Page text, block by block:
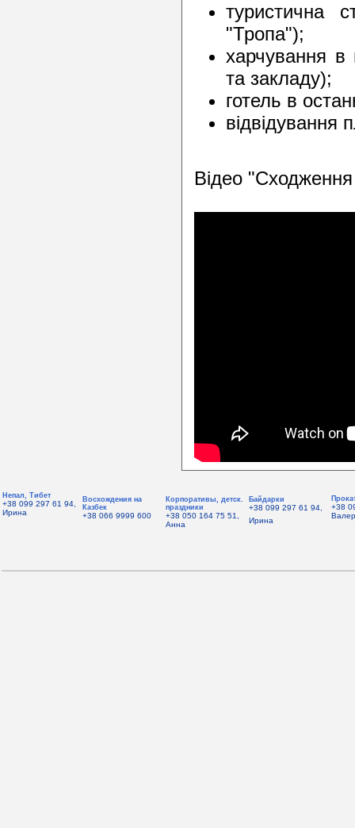
туристична
"Тропа");
харчування в
та закладу);
готель в
відвідування
Відео
Непал, Тибет
+38 099 297 61 94,
Ирина
Восхождения на
Казбек
+38 066 9999 600
Корпоративы, детск.
праздники
+38 050 164 75 51,
Анна
Байдарки
+38 099 297 61 94,
Ирина
+38